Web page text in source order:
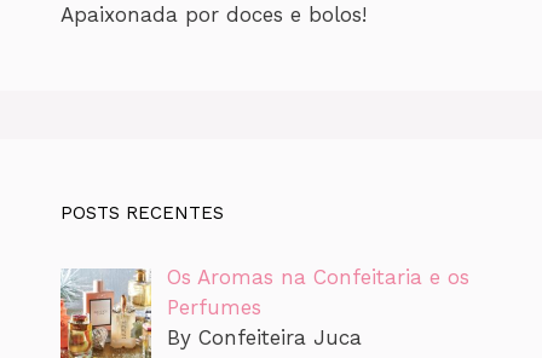
Apaixonada por doces e bolos!
POSTS RECENTES
Os Aromas na Confeitaria e os
Perfumes
By Confeiteira Juca